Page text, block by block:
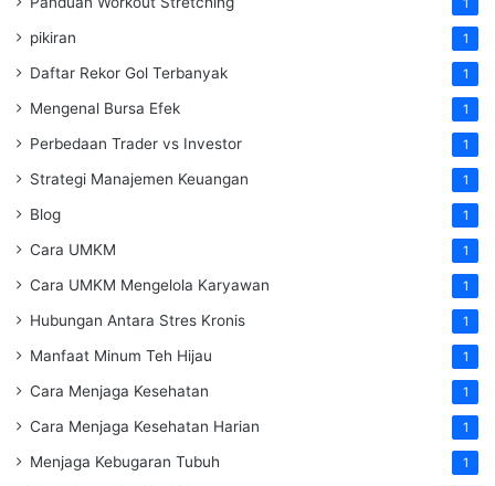
1
pikiran 1
Daftar Rekor Gol Terbanyak 1
Mengenal Bursa Efek 1
Perbedaan Trader vs Investor 1
Strategi Manajemen Keuangan 1
Blog 1
Cara UMKM 1
Cara UMKM Mengelola Karyawan 1
Hubungan Antara Stres Kronis 1
Manfaat Minum Teh Hijau 1
Cara Menjaga Kesehatan 1
Cara Menjaga Kesehatan Harian 1
Menjaga Kebugaran Tubuh 1